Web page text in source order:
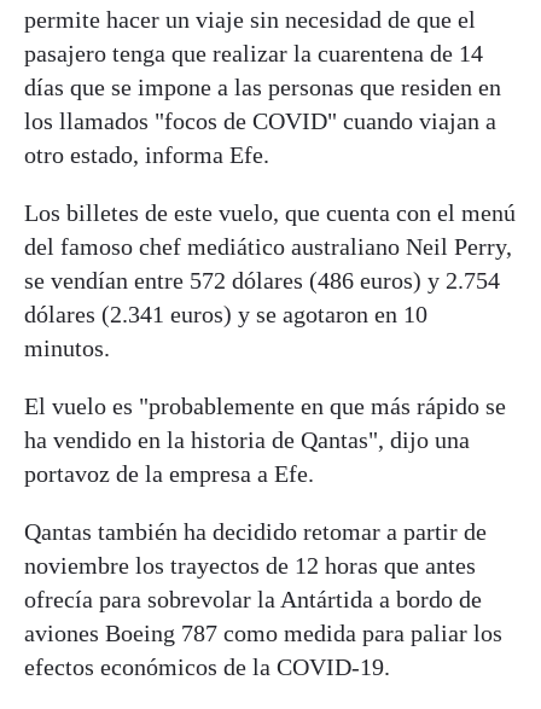
permite hacer un viaje sin necesidad de que el
pasajero tenga que realizar la cuarentena de 14
días que se impone a las personas que residen en
los llamados "focos de COVID" cuando viajan a
otro estado, informa Efe.
Los billetes de este vuelo, que cuenta con el menú
del famoso chef mediático australiano Neil Perry,
se vendían entre 572 dólares (486 euros) y 2.754
dólares (2.341 euros) y se agotaron en 10
minutos.
El vuelo es "probablemente en que más rápido se
ha vendido en la historia de Qantas", dijo una
portavoz de la empresa a Efe.
Qantas también ha decidido retomar a partir de
noviembre los trayectos de 12 horas que antes
ofrecía para sobrevolar la Antártida a bordo de
aviones Boeing 787 como medida para paliar los
efectos económicos de la COVID-19.